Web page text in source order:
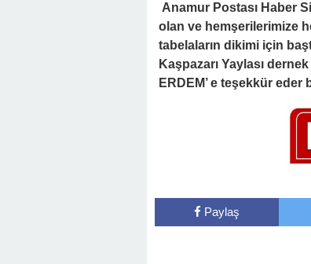
Anamur Postası Haber
olan ve hemşerilerimize
tabelaların dikimi için
Kaşpazarı Yaylası
ERDEM’ e teşekkür eder
Paylaş